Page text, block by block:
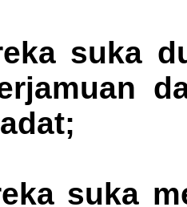
suka
suka